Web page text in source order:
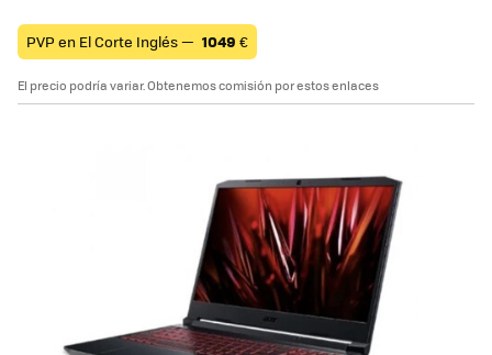
PVP en El Corte Inglés — 1049 €
El precio podría variar. Obtenemos comisión por estos enlaces